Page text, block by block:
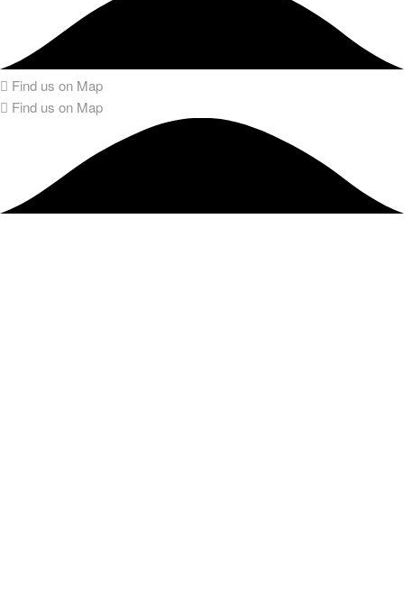
Find us on Map
Find us on Map